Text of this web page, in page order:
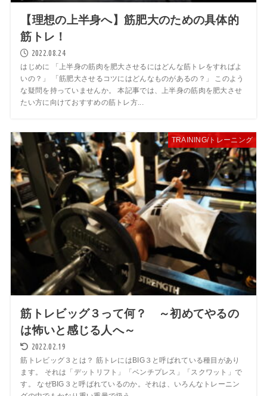
【理想の上半身へ】筋肥大のための具体的
筋トレ！
2022.08.24
はじめに 「上半身の筋肉を肥大させるにはどんな筋トレをすればよ
いの？」 「筋肥大させるコツにはどんなものがあるの？」 このよう
な疑問を持っていませんか。 本記事では、上半身の筋肉を肥大させ
たい方に向けておすすめの筋トレ方...
TRAINING/トレーニング
筋トレビッグ３って何？ ～初めてやるの
は怖いと感じる人へ～
2022.02.19
筋トレビッグ３とは？ 筋トレにはBIG３と呼ばれている種目があり
ます。 それは「デットリフト」「ベンチプレス」「スクワット」で
す。 なぜBIG３と呼ばれているのか。それは、いろんなトレーニン